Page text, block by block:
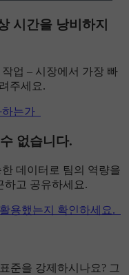
시간을 낭비하지
업 – 시장에서 가장 빠
주세요.
는가
없습니다.
데이터로 팀의 역량을
하고 공유하세요.
용했는지 확인하세요.
준을 강제하시나요? 그